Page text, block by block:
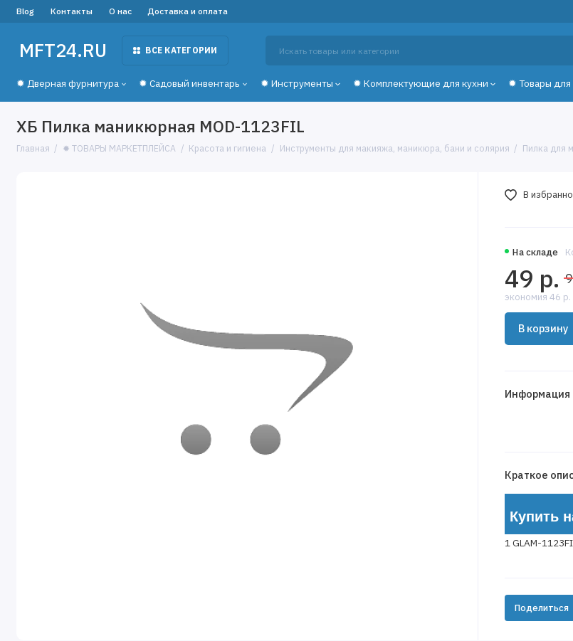
Blog Контакты О нас Доставка и оплата
MFT24.RU ВСЕ КАТЕГОРИИ
✹ Дверная фурнитура ✹ Садовый инвентарь ✹ Инструменты ✹ Комплектующие для кухни ✹ Товары
ХБ Пилка маникюрная MOD-1123FIL
Главная ✹ ТОВАРЫ МАРКЕТПЛЕЙСА Красота и гигиена Инструменты для макияжа, маникюра, бани и солярия Пилка для
На складе
49 р.
экономия 46 р.
В корзину
В
Информация
Краткое
Купить
1 GLAM-
Поделиться